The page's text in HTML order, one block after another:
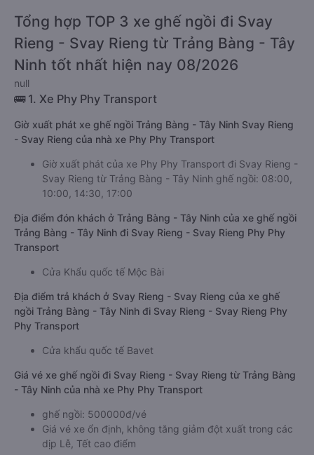
Tổng hợp TOP 3 xe ghế ngồi đi Svay
Rieng - Svay Rieng từ Trảng Bàng - Tây
Ninh tốt nhất hiện nay 08/2026
null
🚌 1. Xe Phy Phy Transport
Giờ xuất phát xe ghế ngồi Trảng Bàng - Tây Ninh Svay Rieng
- Svay Rieng của nhà xe Phy Phy Transport
Giờ xuất phát của xe Phy Phy Transport đi Svay Rieng -
Svay Rieng từ Trảng Bàng - Tây Ninh ghế ngồi: 08:00,
10:00, 14:30, 17:00
Địa điểm đón khách ở Trảng Bàng - Tây Ninh của xe ghế ngồi
Trảng Bàng - Tây Ninh đi Svay Rieng - Svay Rieng Phy Phy
Transport
Cửa Khẩu quốc tế Mộc Bài
Địa điểm trả khách ở Svay Rieng - Svay Rieng của xe ghế
ngồi Trảng Bàng - Tây Ninh đi Svay Rieng - Svay Rieng Phy
Phy Transport
Cửa khẩu quốc tế Bavet
Giá vé xe ghế ngồi đi Svay Rieng - Svay Rieng từ Trảng Bàng
- Tây Ninh của nhà xe Phy Phy Transport
ghế ngồi: 500000đ/vé
Giá vé xe ổn định, không tăng giảm đột xuất trong các
dịp Lễ, Tết cao điểm